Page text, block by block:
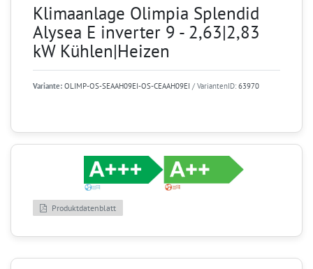
Klimaanlage Olimpia Splendid
Alysea E inverter 9 - 2,63|2,83
kW Kühlen|Heizen
Variante: OLIMP-OS-SEAAH09EI-OS-CEAAH09EI / VariantenID: 63970
Produktdatenblatt